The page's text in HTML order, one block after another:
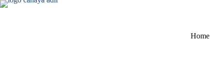
Skip
Home